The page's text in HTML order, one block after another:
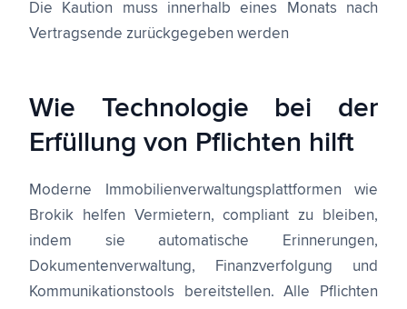
Die Kaution muss innerhalb eines Monats nach
Vertragsende zurückgegeben werden
Wie Technologie bei der
Erfüllung von Pflichten hilft
Moderne Immobilienverwaltungsplattformen wie
Brokik helfen Vermietern, compliant zu bleiben,
indem sie automatische Erinnerungen,
Dokumentenverwaltung, Finanzverfolgung und
Kommunikationstools bereitstellen. Alle Pflichten